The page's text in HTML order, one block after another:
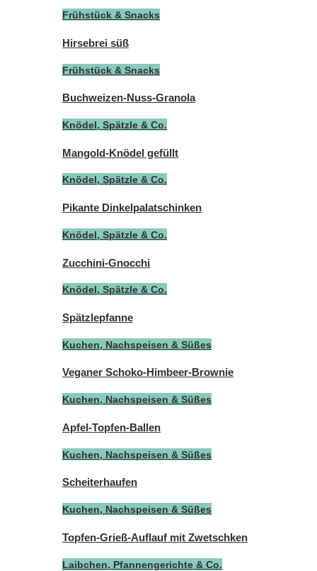
Frühstück & Snacks
Hirsebrei süß
Frühstück & Snacks
Buchweizen-Nuss-Granola
Knödel, Spätzle & Co.
Mangold-Knödel gefüllt
Knödel, Spätzle & Co.
Pikante Dinkelpalatschinken
Knödel, Spätzle & Co.
Zucchini-Gnocchi
Knödel, Spätzle & Co.
Spätzlepfanne
Kuchen, Nachspeisen & Süßes
Veganer Schoko-Himbeer-Brownie
Kuchen, Nachspeisen & Süßes
Apfel-Topfen-Ballen
Kuchen, Nachspeisen & Süßes
Scheiterhaufen
Kuchen, Nachspeisen & Süßes
Topfen-Grieß-Auflauf mit Zwetschken
Laibchen, Pfannengerichte & Co.